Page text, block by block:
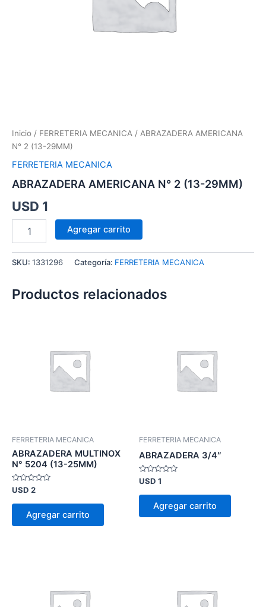
Inicio / FERRETERIA MECANICA / ABRAZADERA AMERICANA
N° 2 (13-29MM)
FERRETERIA MECANICA
ABRAZADERA AMERICANA N° 2 (13-29MM)
USD 1
Agregar carrito
SKU: 1331296 Categoría: FERRETERIA MECANICA
Productos relacionados
FERRETERIA MECANICA
ABRAZADERA MULTINOX
N° 5204 (13-25MM)
Valorado
0
USD 2
Agregar carrito
FERRETERIA MECANICA
ABRAZADERA 3/4″
Valorado
0
USD 1
Agregar carrito